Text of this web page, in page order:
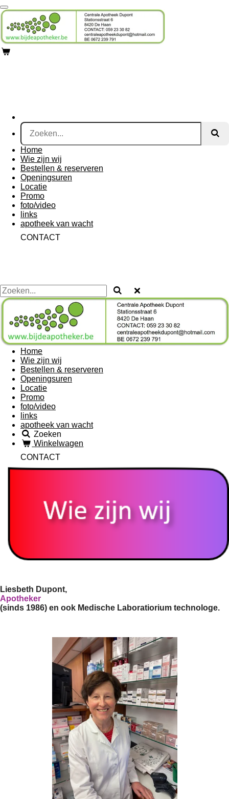
Ga
naar
de
hoofdinhoud
Home
Wie zijn wij
Bestellen & reserveren
Openingsuren
Locatie
Promo
foto/video
links
apotheek van wacht
CONTACT
Home
Wie zijn wij
Bestellen & reserveren
Openingsuren
Locatie
Promo
foto/video
links
apotheek van wacht
Zoeken
Winkelwagen
CONTACT
Liesbeth Dupont,
Apotheker
(sinds 1986) en ook Medische Laboratiorium technologe.